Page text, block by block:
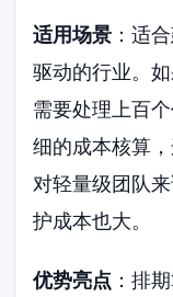
适用场景 ：适
驱动的行业。
需要处理上百
细的成本核算
对轻量级团队
护成本也大。
优势亮点 ：排